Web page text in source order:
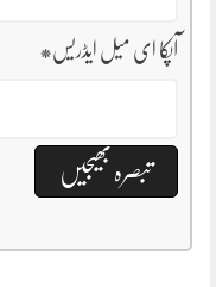
آپکا ای میل ایڈریس*